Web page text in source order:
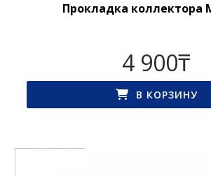
Прокладка коллектора
4 900₸
В КОРЗИНУ